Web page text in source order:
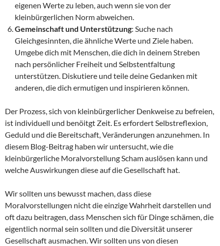
eigenen Werte zu leben, auch wenn sie von der
kleinbürgerlichen Norm abweichen.
Gemeinschaft und Unterstützung: Suche nach
Gleichgesinnten, die ähnliche Werte und Ziele haben.
Umgebe dich mit Menschen, die dich in deinem Streben
nach persönlicher Freiheit und Selbstentfaltung
unterstützen. Diskutiere und teile deine Gedanken mit
anderen, die dich ermutigen und inspirieren können.
Der Prozess, sich von kleinbürgerlicher Denkweise zu befreien,
ist individuell und benöitgt Zeit. Es erfordert Selbstreflexion,
Geduld und die Bereitschaft, Veränderungen anzunehmen. In
diesem Blog-Beitrag haben wir untersucht, wie die
kleinbürgerliche Moralvorstellung Scham auslösen kann und
welche Auswirkungen diese auf die Gesellschaft hat.
Wir sollten uns bewusst machen, dass diese
Moralvorstellungen nicht die einzige Wahrheit darstellen und
oft dazu beitragen, dass Menschen sich für Dinge schämen, die
eigentlich normal sein sollten und die Diversität unserer
Gesellschaft ausmachen. Wir sollten uns von diesen